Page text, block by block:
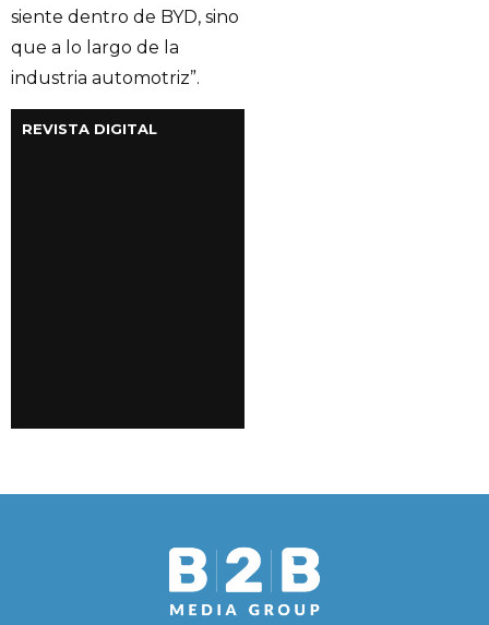
siente dentro de BYD, sino
que a lo largo de la
industria automotriz”.
REVISTA DIGITAL